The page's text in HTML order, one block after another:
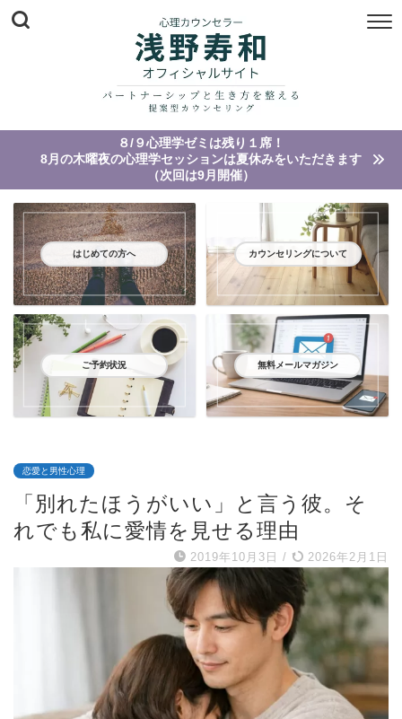
８/９心理学ゼミは残り１席！
8月の木曜夜の心理学セッションは夏休みをいただきます
（次回は9月開催）
はじめての方へ カウンセリングについて
ご予約状況 無料メールマガジン
恋愛と男性心理
「別れたほうがいい」と言う彼。そ
れでも私に愛情を見せる理由
2019年10月3日 / 2026年2月1日